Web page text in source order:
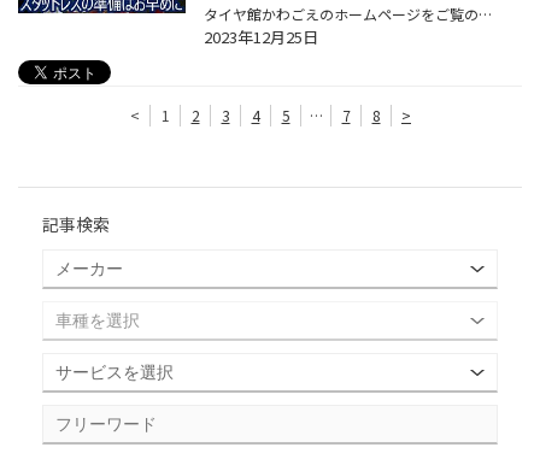
タイヤ館かわごえのホームページをご覧の皆様 こんにちは・こんばんは！ ご覧いただき誠にありがとうございます！！ 新型アルファード・ヴェルファイアにお乗り換えされたお客様！スタッドレスタイヤの準備はお済ですか？ 今回のモデル（40系）よりホイールサイズが特殊になりましたので、スタッド...
2023年12月25日
< 1 2 3 4 5 … 7 8 >
記事検索